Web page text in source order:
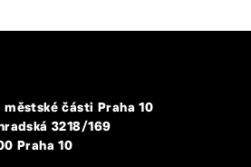
městské části Praha 10
3218/169
Praha 10